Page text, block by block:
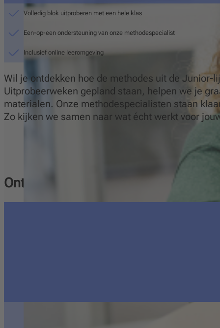
Volledig blok uitproberen met een hele klas
Een-op-een ondersteuning van onze methodespecialist
Inclusief online leeromgeving
Wil je ontdekken hoe de methodes uit de
Uitprobeerweken gepland staan, helpen we je
materialen. Onze methodespecialisten staan
Zo kijken we samen naar wat écht werkt voor
Ontdek de methode in 4 simpele